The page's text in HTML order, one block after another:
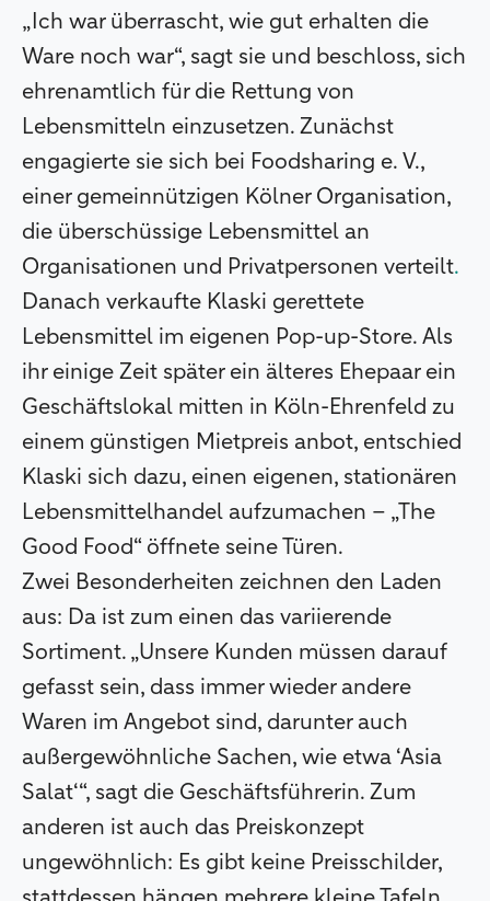
„Ich war überrascht, wie gut erhalten die
Ware noch war“, sagt sie und beschloss, sich
ehrenamtlich für die Rettung von
Lebensmitteln einzusetzen. Zunächst
engagierte sie sich bei Foodsharing e. V.,
einer gemeinnützigen Kölner Organisation,
die überschüssige Lebensmittel an
Organisationen und Privatpersonen verteilt.
Danach verkaufte Klaski gerettete
Lebensmittel im eigenen Pop-up-Store. Als
ihr einige Zeit später ein älteres Ehepaar ein
Geschäftslokal mitten in Köln-Ehrenfeld zu
einem günstigen Mietpreis anbot, entschied
Klaski sich dazu, einen eigenen, stationären
Lebensmittelhandel aufzumachen – „The
Good Food“ öffnete seine Türen.
Zwei Besonderheiten zeichnen den Laden
aus: Da ist zum einen das variierende
Sortiment. „Unsere Kunden müssen darauf
gefasst sein, dass immer wieder andere
Waren im Angebot sind, darunter auch
außergewöhnliche Sachen, wie etwa ‘Asia
Salat‘“, sagt die Geschäftsführerin. Zum
anderen ist auch das Preiskonzept
ungewöhnlich: Es gibt keine Preisschilder,